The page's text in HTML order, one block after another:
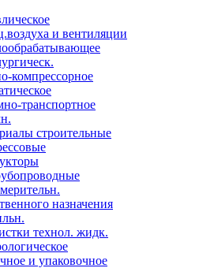
и вентиляции
компрессорное
транспортное
строительные
назначения
технол. жидк.
и упаковочное